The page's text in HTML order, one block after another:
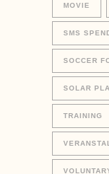
MOVIE
SMS
SOCCER
SOLAR
TRAINING